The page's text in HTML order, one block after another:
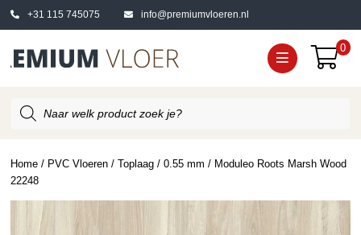
+31 115 745075 info@premiumvloeren.nl
0
zoeken
Home / PVC Vloeren /Toplaag /0.55 mm / Moduleo Roots Marsh Wood
22248